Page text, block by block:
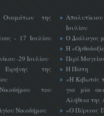
της
- 17 Ιουλίου
-29 Ιουλίου
Ειρήνης της
του
Νικοδήμου
Ιουλίου
Ο Διάλογος
Η
Περί
Η Πίστη
«H Κιβωτός
για μία
Αλήθεια της
«Ο Πύρινος